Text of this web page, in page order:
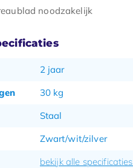
noodzakelijk
2 jaar
30 kg
Staal
Zwart/wit/zilver
bekijk alle specificaties